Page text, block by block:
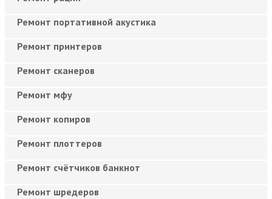
Ремонт портативной акустика
Ремонт принтеров
Ремонт сканеров
Ремонт мфу
Ремонт копиров
Ремонт плоттеров
Ремонт счётчиков банкнот
Ремонт шредеров